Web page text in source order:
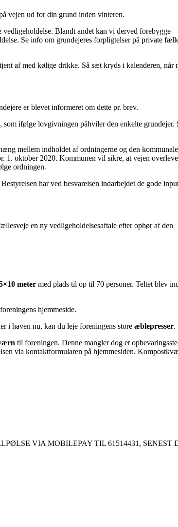
vejen ud for din grund inden vinteren.
Blandt andet kan vi derved forebygge
Se info om grundejeres forpligtelser på private
af med kølige drikke. Så sæt kryds i kalenderen, når
er blevet informeret om dette pr. brev.
ifølge lovgivningen påhviler den enkelte grundejer.
mellem indholdet af ordningerne og den kommunale
1. oktober 2020. Kommunen vil sikre, at vejen
ordningen.
har ved besvarelsen indarbejdet de gode
en ny vedligeholdelsesaftale efter ophør af den
meter med plads til op til 70 personer. Teltet blev
hjemmeside.
i haven nu, kan du leje foreningens store æblepresser.
til foreningen. Denne mangler dog et
via kontaktformularen på hjemmesiden.
VIA MOBILEPAY TIL 61514431, SENEST